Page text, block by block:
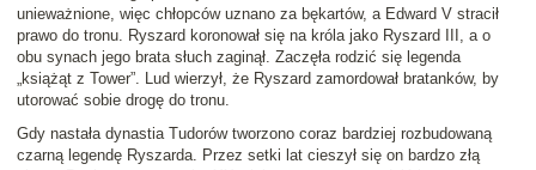
unieważnione, więc chłopców uznano za bękartów, a Edward V stracił
prawo do tronu. Ryszard koronował się na króla jako Ryszard III, a o
obu synach jego brata słuch zaginął. Zaczęła rodzić się legenda
„książąt z Tower”. Lud wierzył, że Ryszard zamordował bratanków, by
utorować sobie drogę do tronu.
Gdy nastała dynastia Tudorów tworzono coraz bardziej rozbudowaną
czarną legendę Ryszarda. Przez setki lat cieszył się on bardzo złą